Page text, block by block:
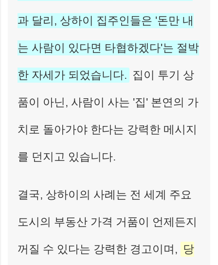
과 달리, 상하이 집주인들은 '돈만 내
는 사람이 있다면 타협하겠다'는 절박
한 자세가 되었습니다. 집이 투기 상
품이 아닌, 사람이 사는 '집' 본연의 가
치로 돌아가야 한다는 강력한 메시지
를 던지고 있습니다.
결국, 상하이의 사례는 전 세계 주요
도시의 부동산 가격 거품이 언제든지
꺼질 수 있다는 강력한 경고이며, 당